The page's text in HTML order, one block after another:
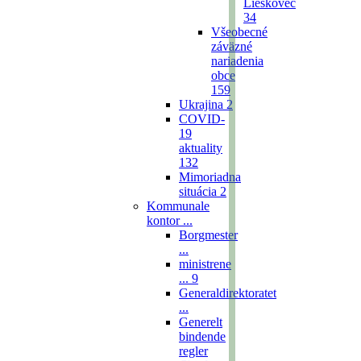
Lieskovec
34
Všeobecné
záväzné
nariadenia
obce
159
Ukrajina 2
COVID-
19
aktuality
132
Mimoriadna
situácia 2
Kommunale
kontor ...
Borgmester
...
ministrene
... 9
Generaldirektoratet
...
Generelt
bindende
regler